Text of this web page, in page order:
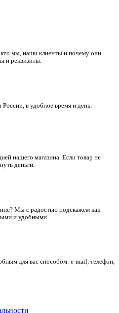
мы, наши клиенты и почему они
и реквизиты.
в удобное время и день.
нашего магазина. Если товар не
деньги.
Мы с радостью подскажем как
и удобными.
для вас способом: e-mail, телефон,